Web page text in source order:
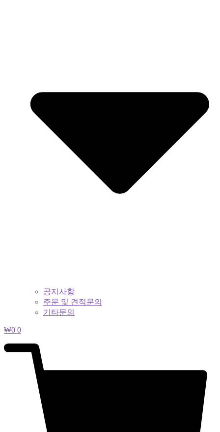
공지사항
주문 및 견적문의
기타문의
₩0 0